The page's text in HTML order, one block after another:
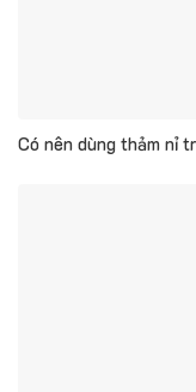
Có nên dùng thảm nỉ